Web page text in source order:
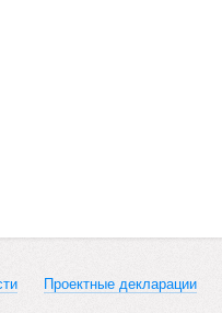
Проектные декларации